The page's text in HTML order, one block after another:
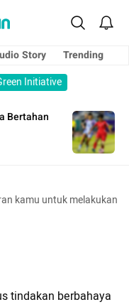
Story
Trending
Initiative
Bertahan
kamu untuk melakukan
tindakan berbahaya